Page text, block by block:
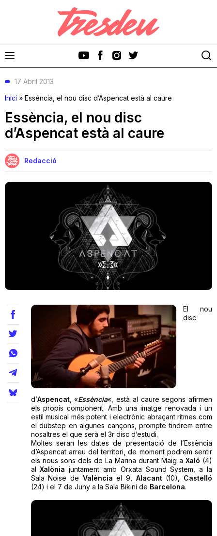
Discos
Cinema i Televisió
Festivals
Teatre
Internet
Opinió
Llibres
La Llista
Llocs
17 Abril 2013
Inici » Essència, el nou disc d’Aspencat està al caure
Essència, el nou disc
d’Aspencat està al caure
Redacció
El nou
disc
d’Aspencat, «Essència«, està al caure segons afirmen
els propis component. Amb una imatge renovada i un
estil musical més potent i electrònic abraçant ritmes com
el dubstep en algunes cançons, prompte tindrem entre
nosaltres el que serà el 3r disc d’estudi.
Moltes seran les dates de presentació de l’Essència
d’Aspencat arreu del territori, de moment podrem sentir
els nous sons dels de La Marina durant Maig a Xaló (4)
alXalònia juntament amb Orxata Sound System, a la
Sala Noise de València el 9, Alacant (10), Castelló
(24) i el 7 de Juny a la Sala Bikini de Barcelona.